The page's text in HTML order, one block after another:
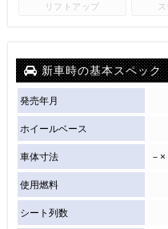
リフトアップ
新車時の基本スペック
発売年月
ホイールベース
車体寸法 －
使用燃料
シート列数